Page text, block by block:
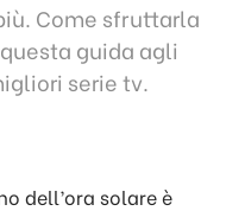
Come sfruttarla
guida agli
serie tv.
dell’ora solare è